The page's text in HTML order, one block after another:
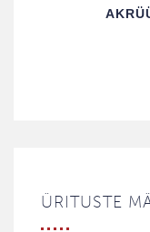
ÜRITUSTE